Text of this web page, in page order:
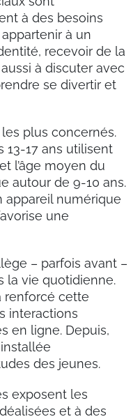
à des besoins
à un
recevoir de la
à discuter avec
se divertir et
plus concernés.
13-17 ans utilisent
l’âge moyen du
autour de 9-10 ans.
appareil numérique
une
– parfois avant –
la vie quotidienne.
renforcé cette
interactions
en ligne. Depuis,
installée
des jeunes.
exposent les
et à des